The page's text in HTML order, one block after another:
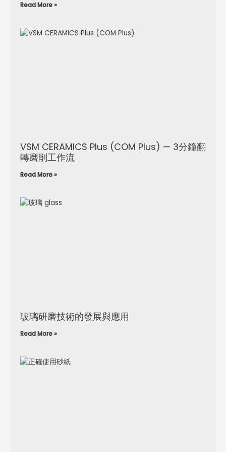
Read More »
VSM CERAMICS Plus (COM Plus) — 3分鐘翻
轉磨削工作流
Read More »
玻璃研磨技術的發展與應用
Read More »